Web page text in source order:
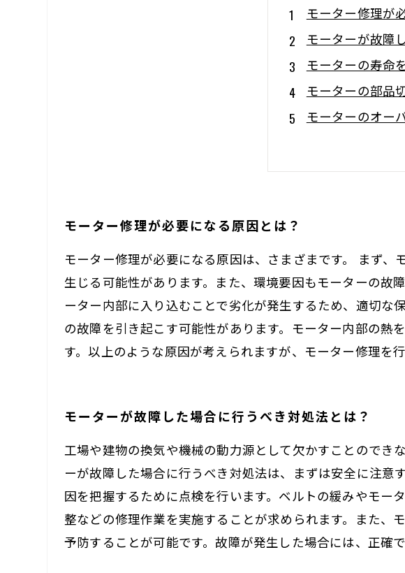
モーター修理が
モーターが故障
モーターの寿命
モーターの部品
モーターのオー
モーター修理が必要になる原因とは？
モーター修理が必要になる原因は、さまざまです。 まず
生じる可能性があります。また、環境要因もモーターの故
ーター内部に入り込むことで劣化が発生するため、適切な
の故障を引き起こす可能性があります。モーター内部の熱
す。以上のような原因が考えられますが、モーター修理を
モーターが故障した場合に行うべき対処法とは？
工場や建物の換気や機械の動力源として欠かすことのでき
ーが故障した場合に行うべき対処法は、まずは安全に注意
因を把握するために点検を行います。ベルトの緩みやモー
整などの修理作業を実施することが求められます。また、
予防することが可能です。故障が発生した場合には、正確